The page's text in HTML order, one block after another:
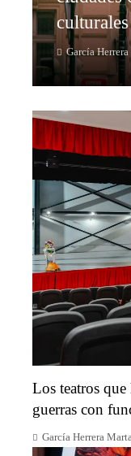
García
Los teatros
guerras con
García Herrera Marta